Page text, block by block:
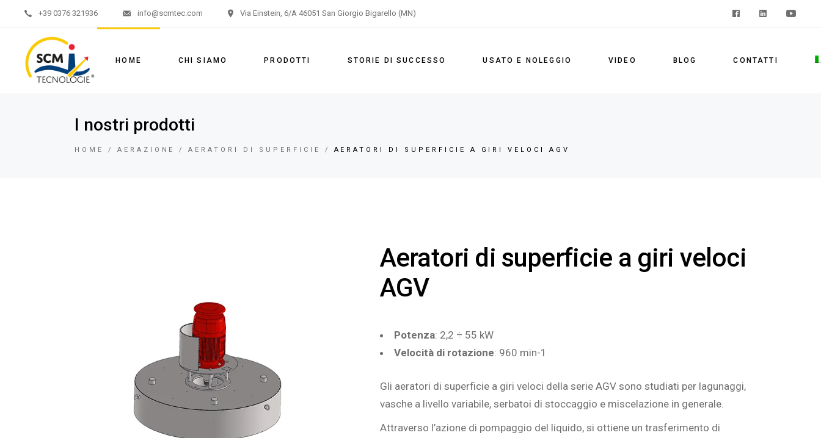
+39 0376 321936 info@scmtec.com Via Einstein, 6/A 46051 San Giorgio Bigarello (MN)
HOME CHI SIAMO PRODOTTI STORIE DI SUCCESSO USATO E NOLEGGIO VIDEO BLOG CONTATTI
I nostri prodotti
HOME AERAZIONE AERATORI DI SUPERFICIE AERATORI DI SUPERFICIE A GIRI VELOCI AGV
Aeratori di superficie a giri veloci
AGV
Potenza: 2,2 ÷ 55 kW
Velocità di rotazione: 960 min-1
Gli aeratori di superficie a giri veloci della serie AGV sono studiati per lagunaggi,
vasche a livello variabile, serbatoi di stoccaggio e miscelazione in generale.
Attraverso l’azione di pompaggio del liquido, si ottiene un trasferimento di